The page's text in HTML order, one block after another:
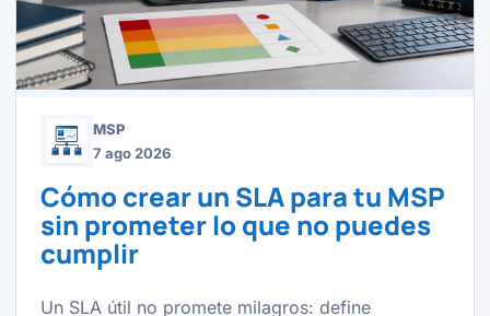
MSP
7 ago 2026
Cómo crear un SLA para tu MSP
sin prometer lo que no puedes
cumplir
Un SLA útil no promete milagros: define